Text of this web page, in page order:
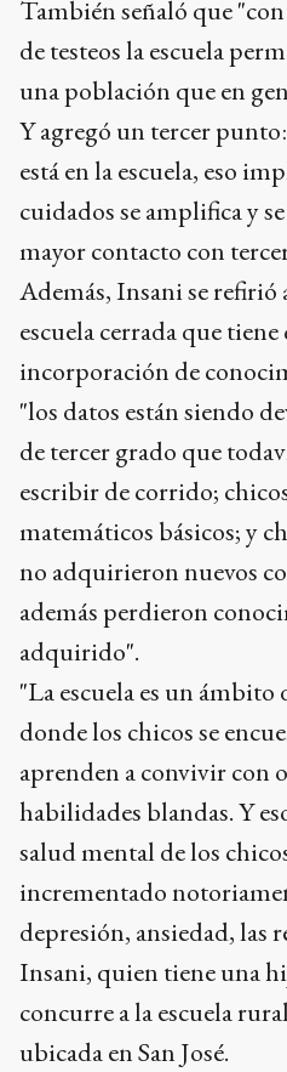
También señaló que
de testeos la escuela
una población que en
Y agregó un tercer
está en la escuela, eso
cuidados se amplifica y
mayor contacto con
Además, Insani se refirió
escuela cerrada que
incorporación de
"los datos están siendo
de tercer grado que
escribir de corrido;
matemáticos básicos; y
no adquirieron nuevos
además perdieron
adquirido".
"La escuela es un
donde los chicos se
aprenden a convivir con
habilidades blandas. Y
salud mental de los
incrementado
depresión, ansiedad, las
Insani, quien tiene una
concurre a la escuela
ubicada en San José.